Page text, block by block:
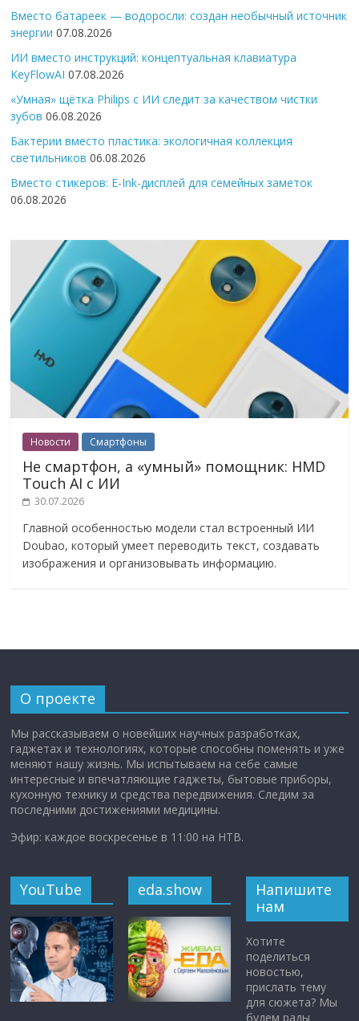
Вместо батареек — водоросли: создан необычный источник
энергии 07.08.2026
ИИ вместо инструкций: концептуальная клавиатура
KeyFlowAI 07.08.2026
«Умная» щётка Philips с ИИ следит за качеством чистки
зубов 06.08.2026
Бактерии вместо пластика: экологичная коллекция
светильников 06.08.2026
Вместо стикеров: E-Ink-дисплей для семейных заметок
06.08.2026
Новости Смартфоны
Не смартфон, а «умный» помощник: HMD
Touch AI с ИИ
30.07.2026
Главной особенностью модели стал встроенный ИИ
Doubao, который умеет переводить текст, создавать
изображения и организовывать информацию.
О проекте
Мы рассказываем о новейших научных разработках,
гаджетах и технологиях, которые способны поменять и уже
меняют нашу жизнь. Мы испытываем на себе самые
интересные и впечатляющие гаджеты, бытовые приборы,
кухонную технику и средства передвижения. Следим за
последними достижениями медицины.
Эфир: каждое воскресенье в 11:00 на НТВ.
YouTube eda.show
Напишите
нам
Хотите
поделиться
новостью,
прислать тему
для сюжета? Мы
будем рады